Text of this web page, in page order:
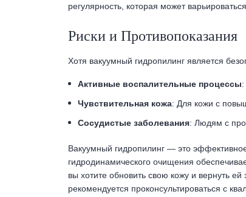
регулярность, которая может
Риски и Противопоказания
Хотя вакуумный гидропилинг является
Активные воспалительные процессы
Чувствительная кожа: Для кожи с
Сосудистые заболевания: Людям с
Вакуумный гидропилинг — это
гидродинамического очищения
вы хотите обновить свою кожу и вернуть
рекомендуется проконсультироваться с